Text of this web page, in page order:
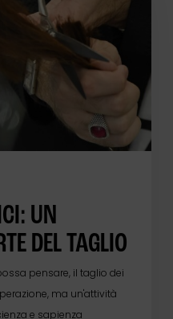
UN
DEL TAGLIO
pensare, il taglio dei
ma un'attività
e sapienza